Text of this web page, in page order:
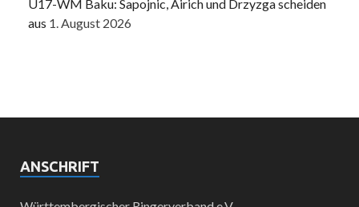
U17-WM Baku: Sapojnic, Airich und Drzyzga scheiden
aus 1. August 2026
ANSCHRIFT